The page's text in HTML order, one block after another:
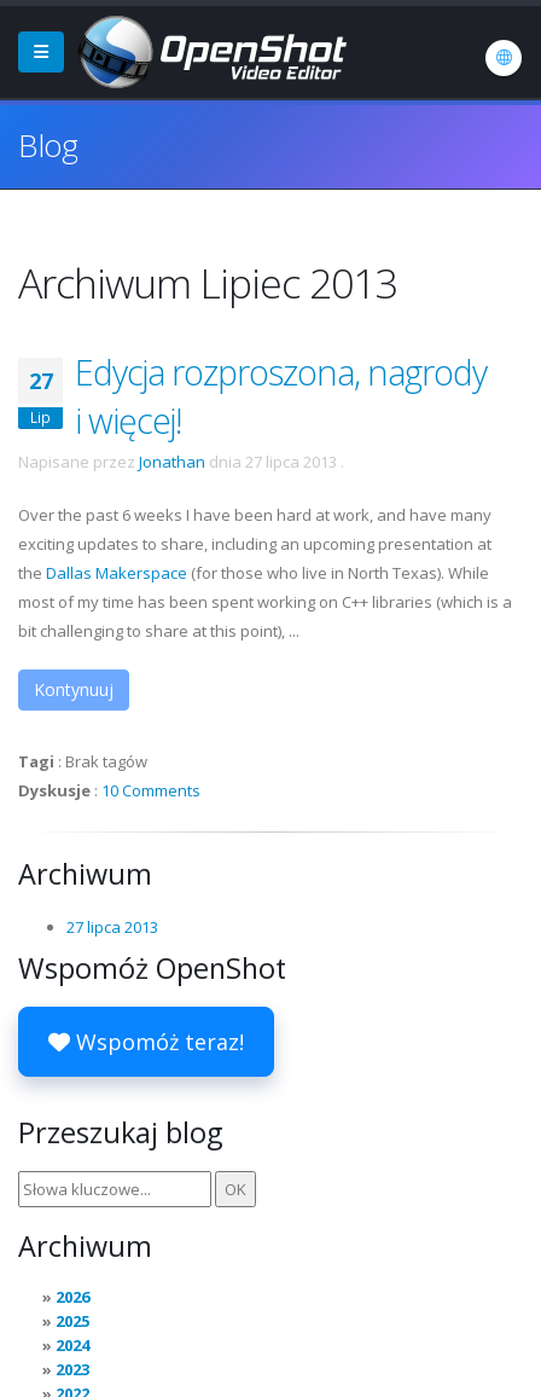
Blog
Archiwum Lipiec 2013
27
Lip
Edycja rozproszona, nagrody
i więcej!
Napisane przez Jonathan dnia 27 lipca 2013 .
Over the past 6 weeks I have been hard at work, and have many
exciting updates to share, including an upcoming presentation at
the Dallas Makerspace (for those who live in North Texas). While
most of my time has been spent working on C++ libraries (which is a
bit challenging to share at this point), ...
Kontynuuj
Tagi : Brak tagów
Dyskusje : 10 Comments
Archiwum
27 lipca 2013
Wspomóż OpenShot
Wspomóż teraz!
Przeszukaj blog
Archiwum
2026
2025
2024
2023